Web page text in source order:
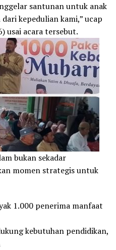
santunan untuk anak
kepedulian kami,” ucap
usai acara tersebut.
bukan sekadar
momen strategis untuk
1.000 penerima manfaat
kebutuhan pendidikan,